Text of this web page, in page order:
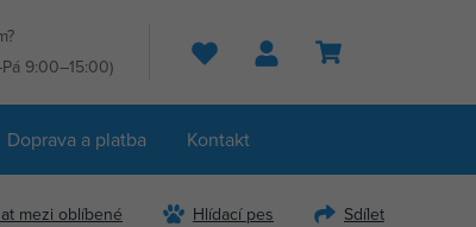
9:00–15:00) Hledat
Doprava a platba Kontakt
mezi oblíbené Hlídací pes Sdílet